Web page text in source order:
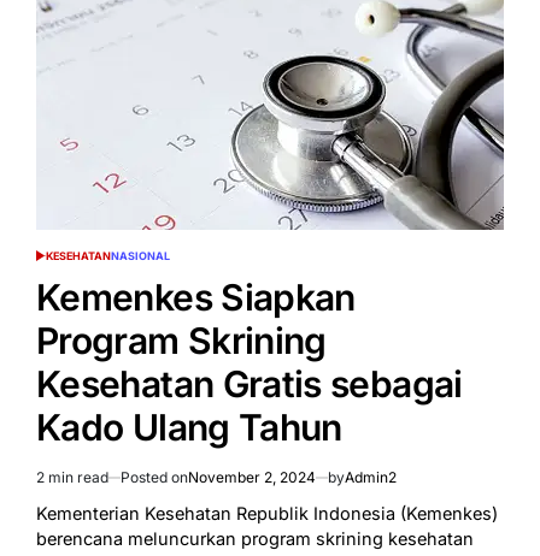
Bawah
16
Tahun
Gunakan
Media
Sosial
POSTED
KESEHATANNASIONAL
Kemenkes Siapkan
Program Skrining
Kesehatan Gratis sebagai
Kado Ulang Tahun
Estimated
read
time
2 min read Posted onNovember 2, 2024 byAdmin2
Kementerian Kesehatan Republik Indonesia (Kemenkes)
berencana meluncurkan program skrining kesehatan